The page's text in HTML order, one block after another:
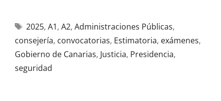
2025, A1, A2, Administraciones Públicas,
consejería, convocatorias, Estimatoria, exámenes,
Gobierno de Canarias, Justicia, Presidencia,
seguridad